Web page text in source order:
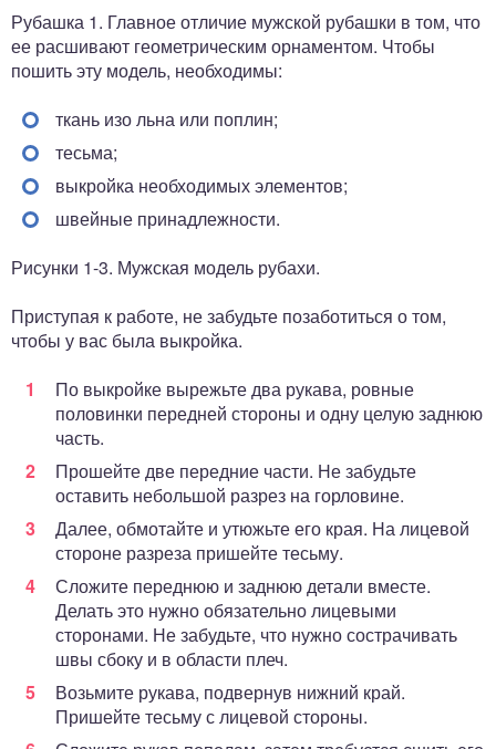
Рубашка 1. Главное отличие мужской рубашки в том, что
ее расшивают геометрическим орнаментом. Чтобы
пошить эту модель, необходимы:
ткань изо льна или поплин;
тесьма;
выкройка необходимых элементов;
швейные принадлежности.
Рисунки 1-3. Мужская модель рубахи.
Приступая к работе, не забудьте позаботиться о том,
чтобы у вас была выкройка.
По выкройке вырежьте два рукава, ровные
половинки передней стороны и одну целую заднюю
часть.
Прошейте две передние части. Не забудьте
оставить небольшой разрез на горловине.
Далее, обмотайте и утюжьте его края. На лицевой
стороне разреза пришейте тесьму.
Сложите переднюю и заднюю детали вместе.
Делать это нужно обязательно лицевыми
сторонами. Не забудьте, что нужно сострачивать
швы сбоку и в области плеч.
Возьмите рукава, подвернув нижний край.
Пришейте тесьму с лицевой стороны.